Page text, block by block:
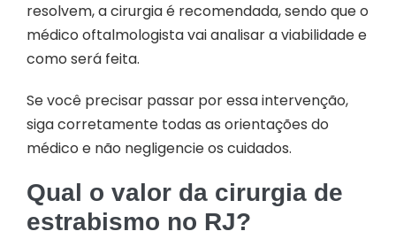
resolvem, a cirurgia é recomendada, sendo que o
médico oftalmologista vai analisar a viabilidade e
como será feita.
Se você precisar passar por essa intervenção,
siga corretamente todas as orientações do
médico e não negligencie os cuidados.
Qual o valor da cirurgia de
estrabismo no RJ?